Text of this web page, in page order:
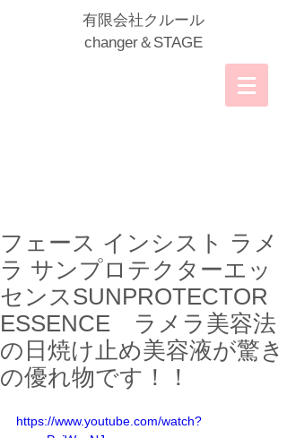
​有限会社クルール
​changer＆STAGE
フェース インシスト ラメ
ラ サンプロテクターエッ
センスSUNPROTECTOR
ESSENCE ラメラ美容法
の日焼け止め美容液が驚き
の優れ物です！！
https://www.youtube.com/watch?